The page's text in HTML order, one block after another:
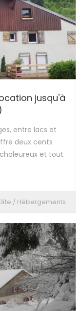
jusqu'à
entre lacs et
deux cents
et tout
/ Hébergements